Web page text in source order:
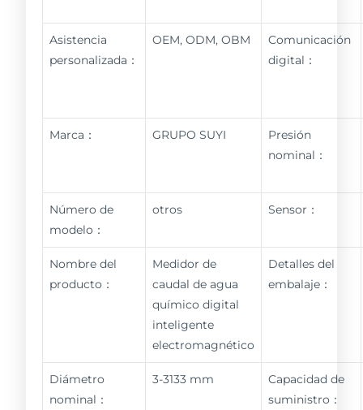
Asistencia
personalizada：
OEM, ODM, OBM
Comunicación
digital：
Marca： GRUPO SUYI
Presión
nominal：
Número de
modelo：
otros Sensor：
Nombre del
producto：
Medidor de
caudal de agua
químico digital
inteligente
electromagnético
Detalles del
embalaje：
Diámetro
nominal：
3-3133 mm
Capacidad de
suministro：